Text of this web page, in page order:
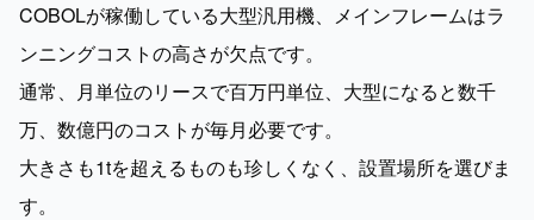
COBOLが稼働している大型汎用機、メインフレームはラ
ンニングコストの高さが欠点です。
通常、月単位のリースで百万円単位、大型になると数千
万、数億円のコストが毎月必要です。
大きさも1tを超えるものも珍しくなく、設置場所を選びま
す。